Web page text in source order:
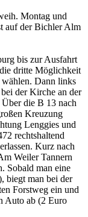
Montag und
auf der Bichler Alm
bis zur Ausfahrt
dritte Möglichkeit
Dann links
der Kirche an der
die B 13 nach
Kreuzung
Lenggies und
rechtshaltend
Kurz nach
Weiler Tannern
Sobald man eine
biegt man bei der
Forstweg ein und
Auto ab (2 Euro